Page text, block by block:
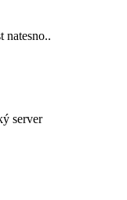
natesno..
server